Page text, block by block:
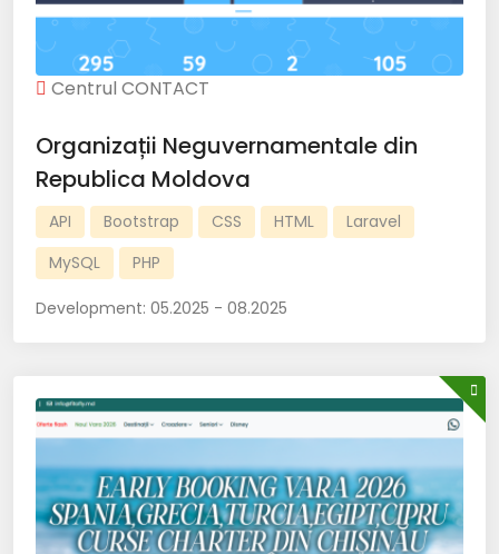
Centrul CONTACT
Organizații Neguvernamentale din
Republica Moldova
API Bootstrap CSS HTML
Laravel
MySQL
PHP
Development: 05.2025 - 08.2025